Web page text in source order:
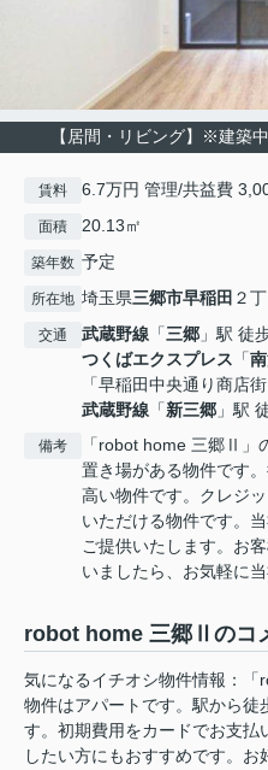
【居間・リビング】※建築
賃料 6.7万円 管理/共益費
面積 20.13㎡
築年数 予定
所在地 埼玉県三郷市早稲田 ２
交通 武蔵野線 「三郷 」駅 徒
つくばエクスプレス 「
「早稲田中央通り商店
武蔵野線 「新三郷 」駅
備考
「robot home 三郷Ⅱ」
置き場がある物件です
高い物件です。クレジ
いただける物件です。
ご提供いたします。お
いましたら、お気軽に
robot home 三郷Ⅱのコ
気になるイチオシ物件情報：
物件はアパートです。駅から
す。初期費用をカードでお支
したい方にもおすすめです。お